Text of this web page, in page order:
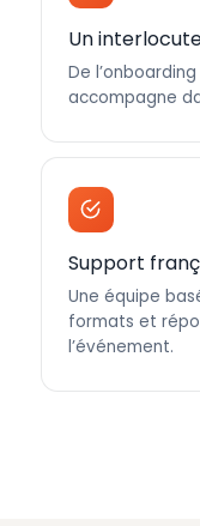
Un
De
accompagne
Support
Une équipe
formats et
l’événement.